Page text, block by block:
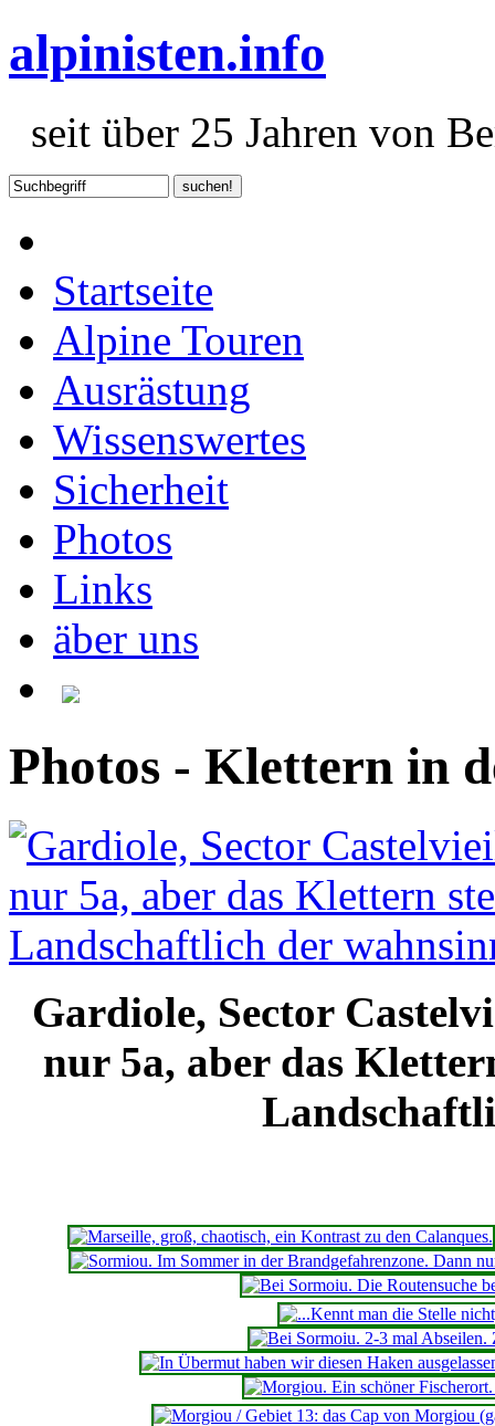
alpinisten.info
seit über 25 Jahren von
Startseite
Alpine Touren
Ausrästung
Wissenswertes
Sicherheit
Photos
Links
äber uns
Photos - Klettern in
Gardiole, Sector
nur 5a, aber das